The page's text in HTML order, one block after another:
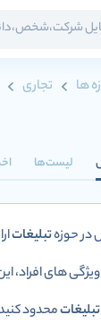
ها تجاری
لیست‌ها
در حوزهتبلیغات
های افراد،
تبلیغاتمحدود